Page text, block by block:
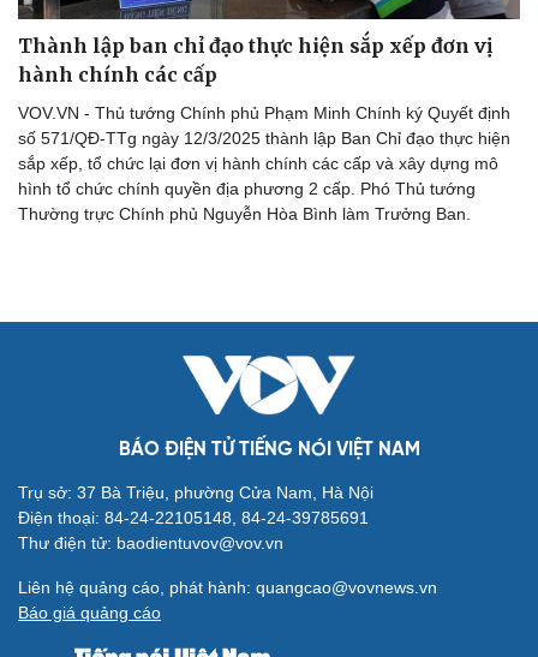
Cải chính
Thành lập ban chỉ đạo thực hiện sắp xếp đơn vị
hành chính các cấp
VOV.VN - Thủ tướng Chính phủ Phạm Minh Chính ký Quyết định
số 571/QĐ-TTg ngày 12/3/2025 thành lập Ban Chỉ đạo thực hiện
sắp xếp, tổ chức lại đơn vị hành chính các cấp và xây dựng mô
hình tổ chức chính quyền địa phương 2 cấp. Phó Thủ tướng
Thường trực Chính phủ Nguyễn Hòa Bình làm Trưởng Ban.
BÁO ĐIỆN TỬ TIẾNG NÓI VIỆT NAM
Trụ sở: 37 Bà Triệu, phường Cửa Nam, Hà Nội
Điện thoại: 84-24-22105148, 84-24-39785691
Thư điện tử: baodientuvov@vov.vn
Liên hệ quảng cáo, phát hành: quangcao@vovnews.vn
Báo giá quảng cáo